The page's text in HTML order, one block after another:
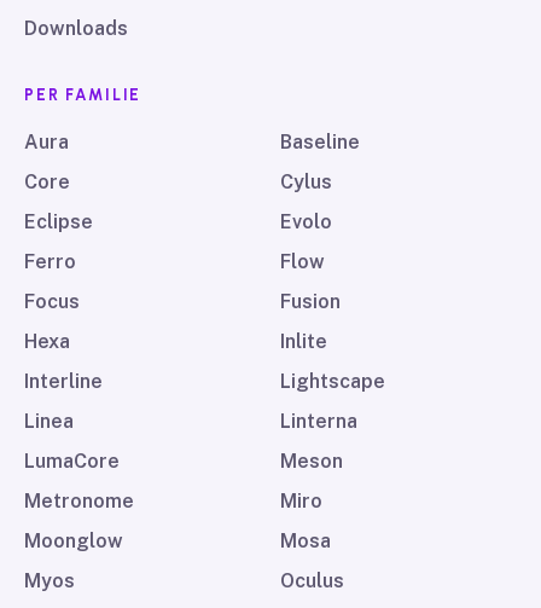
Downloads
PER FAMILIE
Aura
Baseline
Core
Cylus
Eclipse
Evolo
Ferro
Flow
Focus
Fusion
Hexa
Inlite
Interline
Lightscape
Linea
Linterna
LumaCore
Meson
Metronome
Miro
Moonglow
Mosa
Myos
Oculus